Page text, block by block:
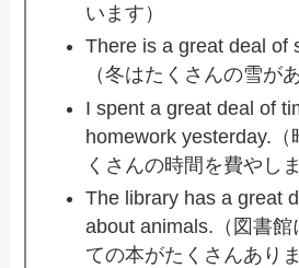
います）
There is a great deal of
（冬はたくさんの雪が
I spent a great deal of
homework yesterday.（
くさんの時間を費やし
The library has a great
about animals.（図書館
ての本がたくさんあり